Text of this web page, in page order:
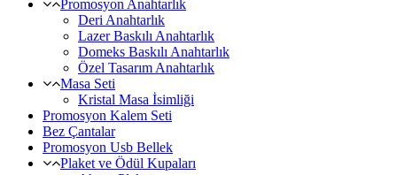
Promosyon Anahtarlık
Deri Anahtarlık
Lazer Baskılı Anahtarlık
Domeks Baskılı Anahtarlık
Özel Tasarım Anahtarlık
Masa Seti
Kristal Masa İsimliği
Promosyon Kalem Seti
Bez Çantalar
Promosyon Usb Bellek
Plaket ve Ödül Kupaları